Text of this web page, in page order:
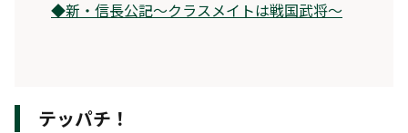
◆新・信長公記〜クラスメイトは戦国武将〜
テッパチ！